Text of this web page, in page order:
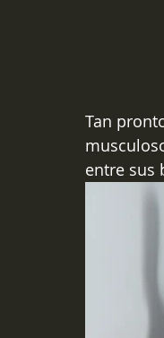
Tan
entre sus